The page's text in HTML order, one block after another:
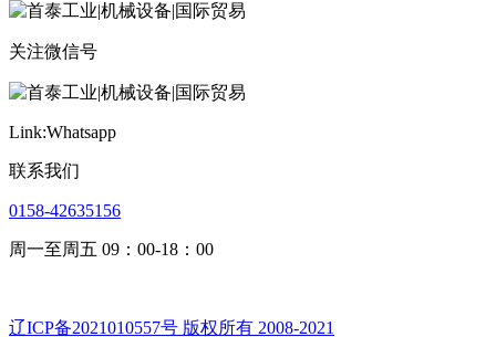
关注微信号
Link:Whatsapp
联系我们
0158-42635156
周一至周五 09：00-18：00
辽ICP备2021010557号 版权所有 2008-2021